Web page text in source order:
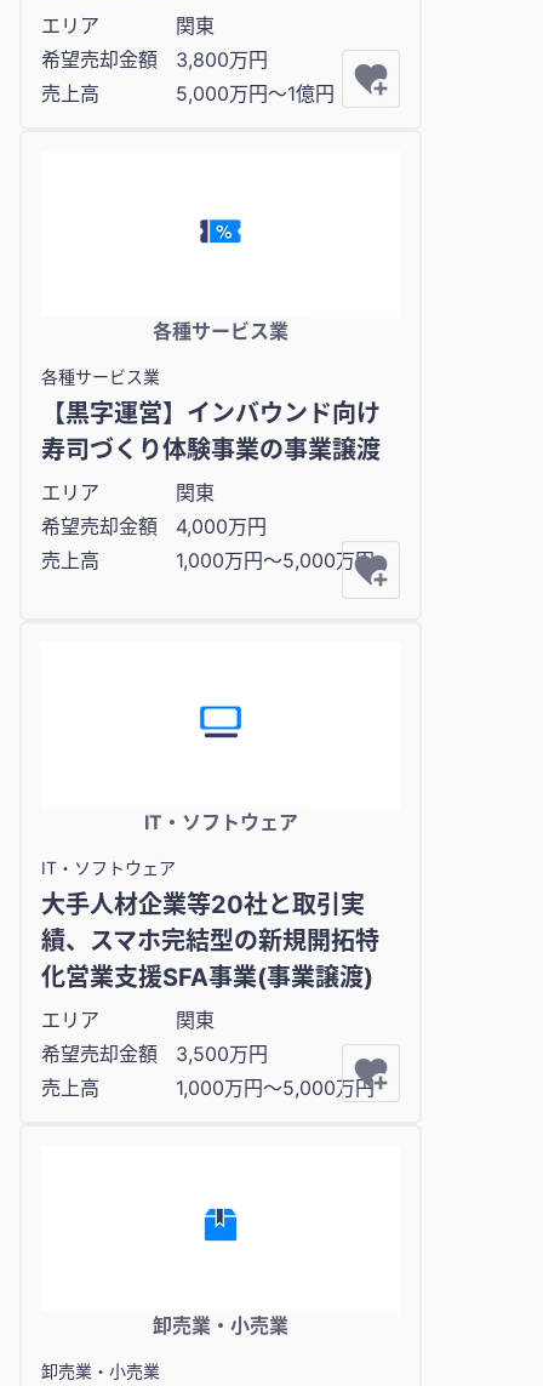
エリア
関東
希望売却金額
3,800万円
売上高
5,000万円〜1億円
各種サービス業
各種サービス業
【黒字運営】インバウンド向け
寿司づくり体験事業の事業譲渡
エリア
関東
希望売却金額
4,000万円
売上高
1,000万円〜5,000万円
IT・ソフトウェア
IT・ソフトウェア
大手人材企業等20社と取引実
績、スマホ完結型の新規開拓特
化営業支援SFA事業(事業譲渡)
エリア
関東
希望売却金額
3,500万円
売上高
1,000万円〜5,000万円
卸売業・小売業
卸売業・小売業